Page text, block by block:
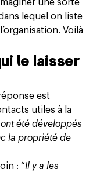
une sorte
lequel on liste
Voilà
le laisser
est
utiles à la
été développés
la propriété de
: “Il y a les